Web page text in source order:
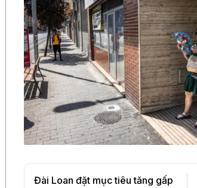
Đài Loan đặt mục tiêu tăng gấp